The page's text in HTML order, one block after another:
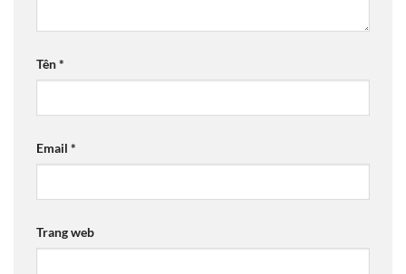
Tên*
Email *
Trang web